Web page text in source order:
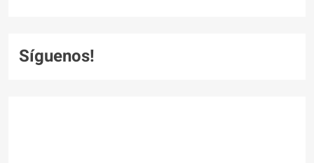
Síguenos!